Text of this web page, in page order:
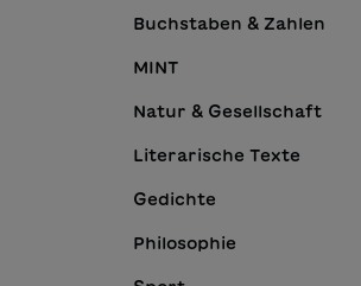
Buchstaben & Zahlen
MINT
Natur & Gesellschaft
Literarische Texte
Gedichte
Philosophie